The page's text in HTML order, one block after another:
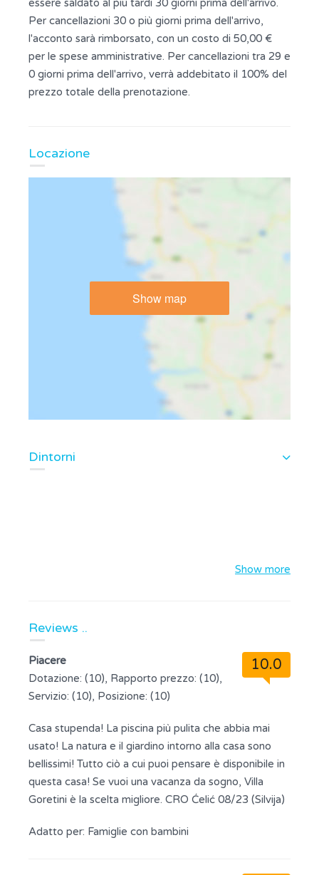
essere saldato al più tardi 30 giorni prima dell'arrivo.
Per cancellazioni 30 o più giorni prima dell'arrivo,
l'acconto sarà rimborsato, con un costo di 50,00 €
per le spese amministrative. Per cancellazioni tra 29 e
0 giorni prima dell'arrivo, verrà addebitato il 100% del
prezzo totale della prenotazione.
Locazione
Show map
Dintorni
Show more
Reviews ..
10.0
Piacere
Dotazione: (10), Rapporto prezzo: (10),
Servizio: (10), Posizione: (10)
Casa stupenda! La piscina più pulita che abbia mai
usato! La natura e il giardino intorno alla casa sono
bellissimi! Tutto ciò a cui puoi pensare è disponibile in
questa casa! Se vuoi una vacanza da sogno, Villa
Goretini è la scelta migliore. CRO Ćelić 08/23 (Silvija)
Adatto per: Famiglie con bambini